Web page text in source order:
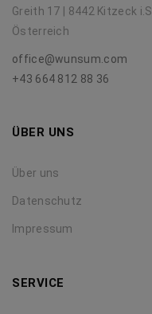
Greith 17 | 8442 Kitzeck i.S.
Österreich
office@wunsum.com
+43 664 812 88 36
ÜBER UNS
Über uns
Datenschutz
Impressum
SERVICE